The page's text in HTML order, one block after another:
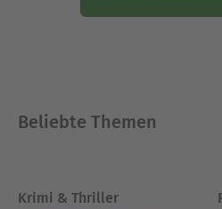
Beliebte Themen
Krimi & Thriller